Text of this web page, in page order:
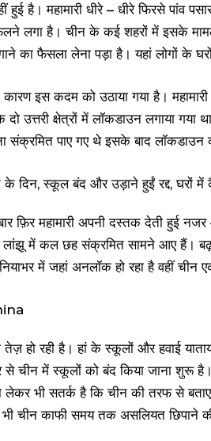
हुई है। महामारी धीरे – धीरे फिरसे
लगा है। चीन के कई शहरों में इसके
का फैसला लेना पड़ा है। यहां लोगों के
कारण इस कदम को उठाया गया है।
उत्तरी क्षेत्रों में लॉकडाउन लगाया
संक्रमित पाए गए थे इसके बाद लॉकडाउन
फ़िर महामारी अपनी दस्तक देती हुई
लांझू में कल छह संक्रमित सामने आए हैं।
में जहां अनलॉक हो रहा है वहीं चीन
हो रही है। हां के स्कूलों और हवाई
चीन में स्कूलों को बंद किया जाना शुरू है।
लेकर भी सतर्क है कि चीन की तरफ से
भी चीन काफी समय तक असलियत छिपाने